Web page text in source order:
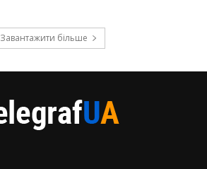
Завантажити більше